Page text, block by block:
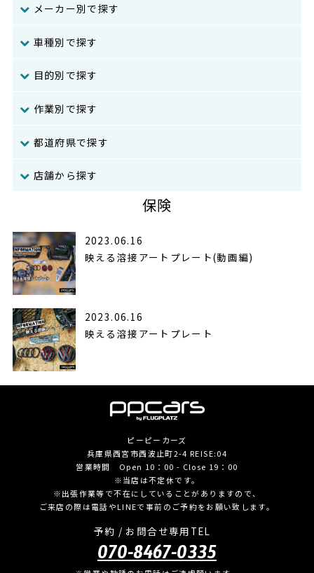
メーカー別で探す
車種別で探す
目的別で探す
作業別で探す
都道府県で探す
店舗から探す
保険
2023.06.16
映える溶接アートプレート(動画編)
2023.06.16
映える溶接アートプレート
ピーピーカーズ
兵庫県西宮市西波止町2-4 REISE:04
営業時間 Open 10：00 - Close 19：00
※当店は不定休です。
※出張作業等で不在にしていることがありますので、
ご来店の際は電話やLINEで事前のご予約をお願い致します。
予約 / お問合せ専用TEL
070-8467-0335